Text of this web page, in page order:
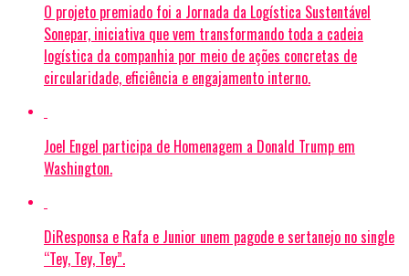
O projeto premiado foi a Jornada da Logística Sustentável
Sonepar, iniciativa que vem transformando toda a cadeia
logística da companhia por meio de ações concretas de
circularidade, eficiência e engajamento interno.
Joel Engel participa de Homenagem a Donald Trump em
Washington.
DiResponsa e Rafa e Junior unem pagode e sertanejo no single
“Tey, Tey, Tey”.